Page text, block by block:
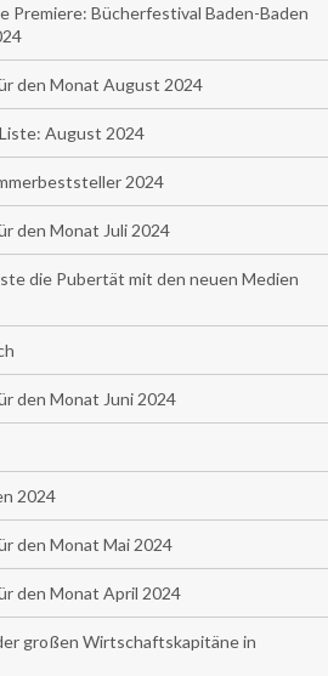
Premiere: Bücherfestival Baden-Baden
den Monat August 2024
August 2024
2024
den Monat Juli 2024
die Pubertät mit den neuen Medien
den Monat Juni 2024
2024
den Monat Mai 2024
den Monat April 2024
großen Wirtschaftskapitäne in